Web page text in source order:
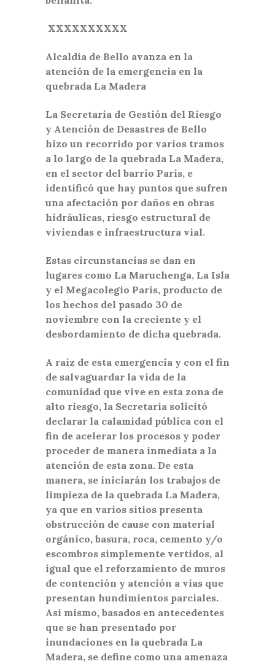
XXXXXXXXXX
Alcaldía de Bello avanza en la
atención de la emergencia en la
quebrada La Madera
La Secretaría de Gestión del Riesgo
y Atención de Desastres de Bello
hizo un recorrido por varios tramos
a lo largo de la quebrada La Madera,
en el sector del barrio París, e
identificó que hay puntos que sufren
una afectación por daños en obras
hidráulicas, riesgo estructural de
viviendas e infraestructura vial.
Estas circunstancias se dan en
lugares como La Maruchenga, La Isla
y el Megacolegio París, producto de
los hechos del pasado 30 de
noviembre con la creciente y el
desbordamiento de dicha quebrada.
A raíz de esta emergencia y con el fin
de salvaguardar la vida de la
comunidad que vive en esta zona de
alto riesgo, la Secretaría solicitó
declarar la calamidad pública con el
fin de acelerar los procesos y poder
proceder de manera inmediata a la
atención de esta zona. De esta
manera, se iniciarán los trabajos de
limpieza de la quebrada La Madera,
ya que en varios sitios presenta
obstrucción de cause con material
orgánico, basura, roca, cemento y/o
escombros simplemente vertidos, al
igual que el reforzamiento de muros
de contención y atención a vías que
presentan hundimientos parciales.
Así mismo, basados en antecedentes
que se han presentado por
inundaciones en la quebrada La
Madera, se define como una amenaza